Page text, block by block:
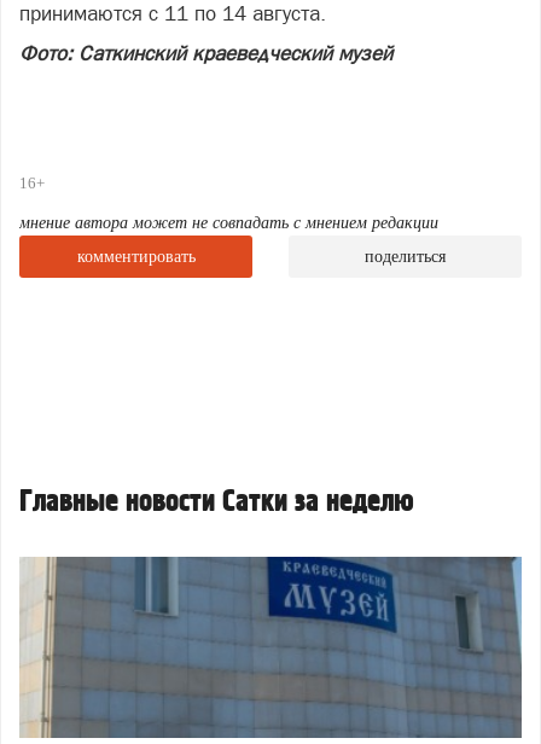
принимаются с 11 по 14 августа.
Фото: Саткинский краеведческий музей
16+
мнение автора может не совпадать с мнением редакции
комментировать
поделиться
Главные новости Сатки за неделю